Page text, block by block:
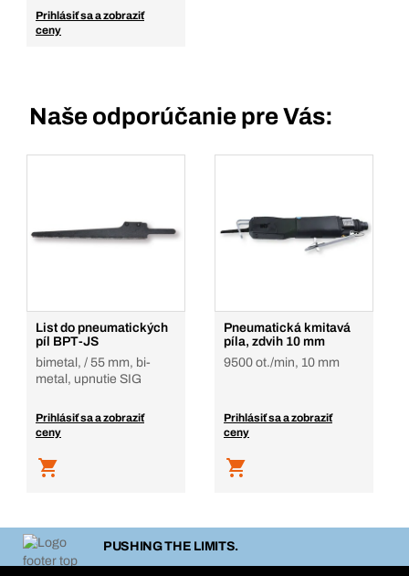
Prihlásiť sa a zobraziť
ceny
Naše odporúčanie pre Vás:
List do pneumatických
píl BPT-JS
bimetal, / 55 mm, bi-
metal, upnutie SIG
Prihlásiť sa a zobraziť
ceny
Pneumatická kmitavá
píla, zdvih 10 mm
9500 ot./min, 10 mm
Prihlásiť sa a zobraziť
ceny
PUSHING THE LIMITS.